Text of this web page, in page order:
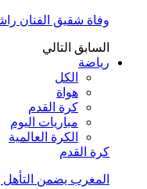
وفاة شقيق الفنان
السابق التالي
رياضة
الكل
هواة
كرة القدم
مباريات اليوم
الكرة العالمية
كرة القدم
المغرب يضمن التأهل